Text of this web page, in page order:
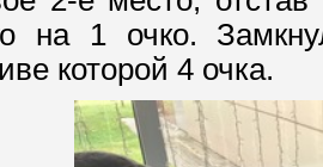
на 1 очко.
которой 4 очка.